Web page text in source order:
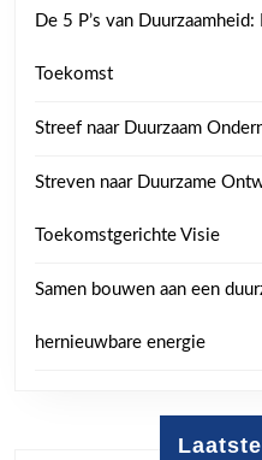
De 5 P’s van
Toekomst
Streef naar Duurzaam
Streven naar Duurzame
Toekomstgerichte Visie
Samen bouwen aan een
hernieuwbare energie